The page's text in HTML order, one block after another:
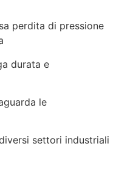
perdita di pressione
durata e
le
settori industriali